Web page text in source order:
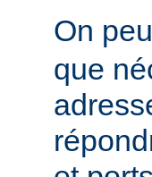
On
que